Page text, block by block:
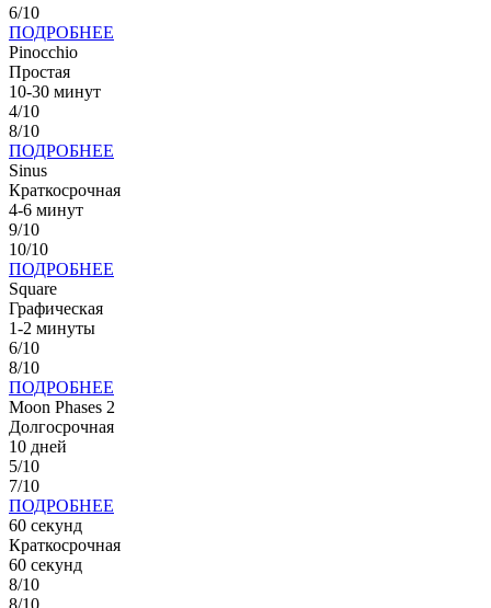
6/10
ПОДРОБНЕЕ
Pinocchio
Простая
10-30 минут
4/10
8/10
ПОДРОБНЕЕ
Sinus
Краткосрочная
4-6 минут
9/10
10/10
ПОДРОБНЕЕ
Square
Графическая
1-2 минуты
6/10
8/10
ПОДРОБНЕЕ
Moon Phases 2
Долгосрочная
10 дней
5/10
7/10
ПОДРОБНЕЕ
60 секунд
Краткосрочная
60 секунд
8/10
8/10